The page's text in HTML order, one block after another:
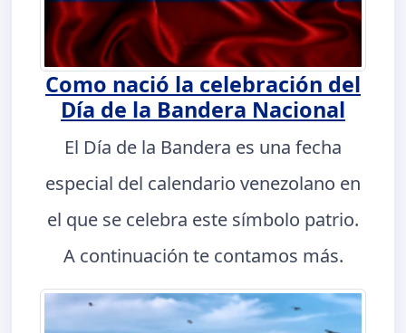
Como nació la celebración del
Día de la Bandera Nacional
El Día de la Bandera es una fecha
especial del calendario venezolano en
el que se celebra este símbolo patrio.
A continuación te contamos más.